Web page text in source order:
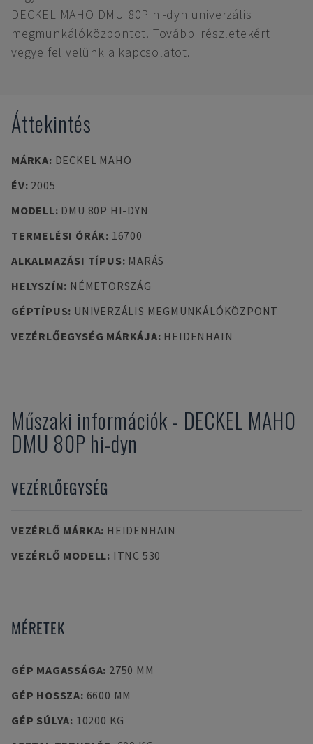
DECKEL MAHO DMU 80P hi-dyn univerzális
megmunkálóközpontot. További részletekért
vegye fel velünk a kapcsolatot.
Áttekintés
MÁRKA: DECKEL MAHO
ÉV: 2005
MODELL: DMU 80P HI-DYN
TERMELÉSI ÓRÁK: 16700
ALKALMAZÁSI TÍPUS: MARÁS
HELYSZÍN: NÉMETORSZÁG
GÉPTÍPUS: UNIVERZÁLIS MEGMUNKÁLÓKÖZPONT
VEZÉRLŐEGYSÉG MÁRKÁJA: HEIDENHAIN
Műszaki információk - DECKEL MAHO
DMU 80P hi-dyn
VEZÉRLŐEGYSÉG
VEZÉRLŐ MÁRKA: HEIDENHAIN
VEZÉRLŐ MODELL: ITNC 530
MÉRETEK
GÉP MAGASSÁGA: 2750 MM
GÉP HOSSZA: 6600 MM
GÉP SÚLYA: 10200 KG